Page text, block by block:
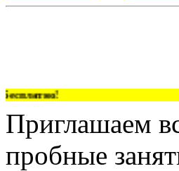
Приглашаем
пробные